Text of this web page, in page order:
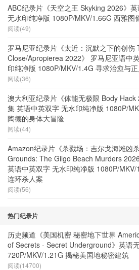
ABC纪录片《天空之王 Skyking 2026》
无水印纯净版 1080P/MKV/1.66G 西雅图
阅读(49)
罗马尼亚纪录片《太近：沉默之下的创伤
Close/Apropierea 2022》 罗马尼亚语中
印纯净版 1080P/MKV/1.4G 寻求治愈与正
阅读(36)
澳大利亚纪录片《体能无极限 Body Hack
集 英语中英双字 无水印纯净版 1080P/
陶德的身体大冒险
阅读(44)
Amazon纪录片《杀戮场：吉尔戈海滩凶
Grounds: The Gilgo Beach Murders
英语中英双字 无水印纯净版 1080P/MKV/
连环杀人案
阅读(56)
热门纪录片
历史频道《美国机密 秘密地下世界
of Secrets - Secret Underground》英语
720P/MKV/1.21G 揭秘美国地秘密建筑
阅读(14700)